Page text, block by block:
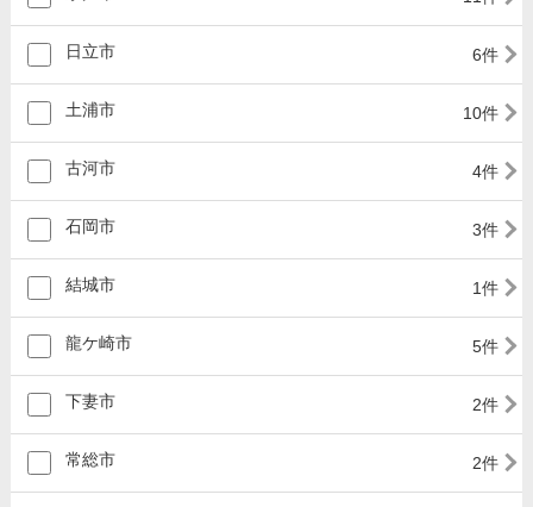
日立市 6件
土浦市 10件
古河市 4件
石岡市 3件
結城市 1件
龍ケ崎市 5件
下妻市 2件
常総市 2件